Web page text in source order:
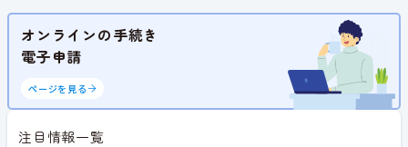
オンラインの手続き
電子申請
ページを見る
注目情報一覧